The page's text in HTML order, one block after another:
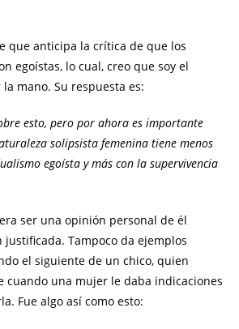
que anticipa la crítica de que los
egoístas, lo cual, creo que soy el
mano. Su respuesta es:
esto, pero por ahora es importante
solipsista femenina tiene menos
egoísta y más con la supervivencia
ser una opinión personal de él
Tampoco da ejemplos
el siguiente de un chico, quien
cuando una mujer le daba indicaciones
Fue algo así como esto: